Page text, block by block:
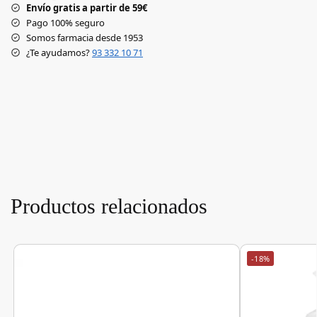
Envío gratis a partir de 59€
Pago 100% seguro
Somos farmacia desde 1953
¿Te ayudamos?93 332 10 71
Productos relacionados
-18%